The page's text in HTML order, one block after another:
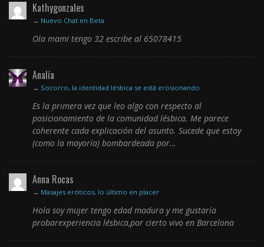
Kathygonzales
→ Nuevo Chat en Beta
Ola mami tengo 32 escribe al 65078415
Analía
→ Socorro, la identidad lésbica se está erosionando
Es la primera vez que leo algo con respecto al
posicionamiento de la comunidad lésbica. Me parece
coherente cada explicación del asunto. Sucede que estoy
(como la mayoría) bombardeada por…
Anna Rocas
→ Masajes eróticos, lo último en placer
Hola soy mujer tengo edad madura y me gustaría
probarexperiencia lésbica,por cierto vivo en Barcelona